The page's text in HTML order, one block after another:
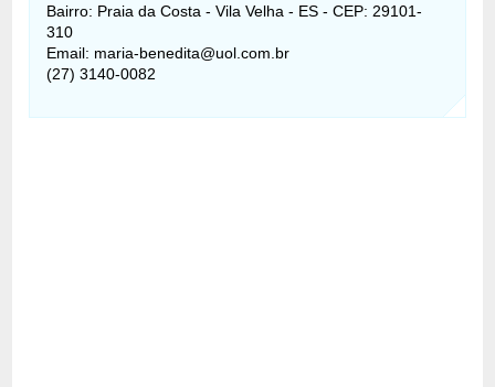
Bairro: Praia da Costa - Vila Velha - ES - CEP: 29101-
310
Email: maria-benedita@uol.com.br
(27) 3140-0082